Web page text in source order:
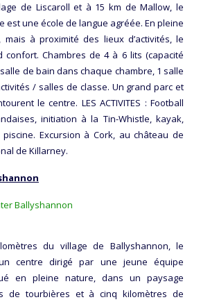
de Liscaroll et à 15 km de Mallow, le
est une école de langue agréée. En pleine
mais à proximité des lieux d’activités, le
Chambres de 4 à 6 lits (capacité
de bain dans chaque chambre, 1 salle
/ salles de classe. Un grand parc et
le centre. LES ACTIVITES : Football
initiation à la Tin-Whistle, kayak,
Excursion à Cork, au château de
de Killarney.
du village de Ballyshannon, le
centre dirigé par une jeune équipe
en pleine nature, dans un paysage
de tourbières et à cinq kilomètres de